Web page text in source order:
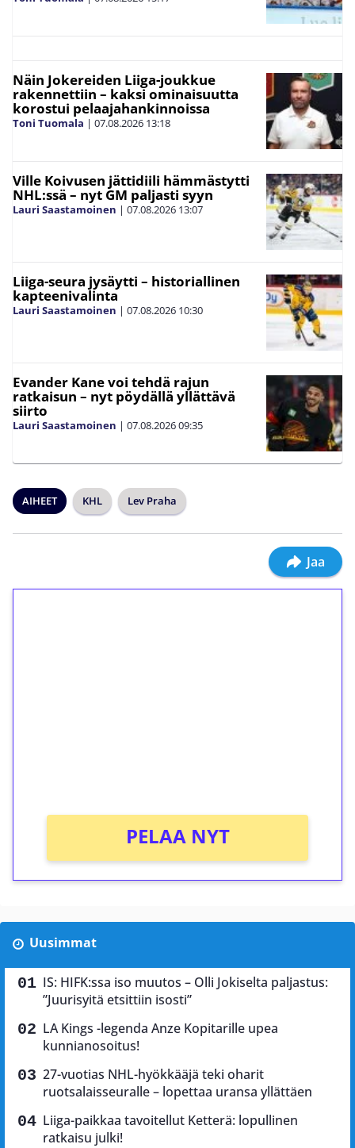
Näin Jokereiden Liiga-joukkue
rakennettiin – kaksi ominaisuutta
korostui pelaajahankinnoissa
Toni Tuomala | 07.08.2026 13:18
Ville Koivusen jättidiili hämmästytti
NHL:ssä – nyt GM paljasti syyn
Lauri Saastamoinen | 07.08.2026 13:07
Liiga-seura jysäytti – historiallinen
kapteenivalinta
Lauri Saastamoinen | 07.08.2026 10:30
Evander Kane voi tehdä rajun
ratkaisun – nyt pöydällä yllättävä
siirto
Lauri Saastamoinen | 07.08.202609:35
AIHEET KHL Lev Praha
Jaa
PELAA NYT
Uusimmat
IS: HIFK:ssa iso muutos – Olli Jokiselta paljastus:
”Juurisyitä etsittiin isosti”
LA Kings -legenda Anze Kopitarille upea
kunnianosoitus!
27-vuotias NHL-hyökkääjä teki oharit
ruotsalaisseuralle – lopettaa uransa yllättäen
Liiga-paikkaa tavoitellut Ketterä: lopullinen
ratkaisu julki!